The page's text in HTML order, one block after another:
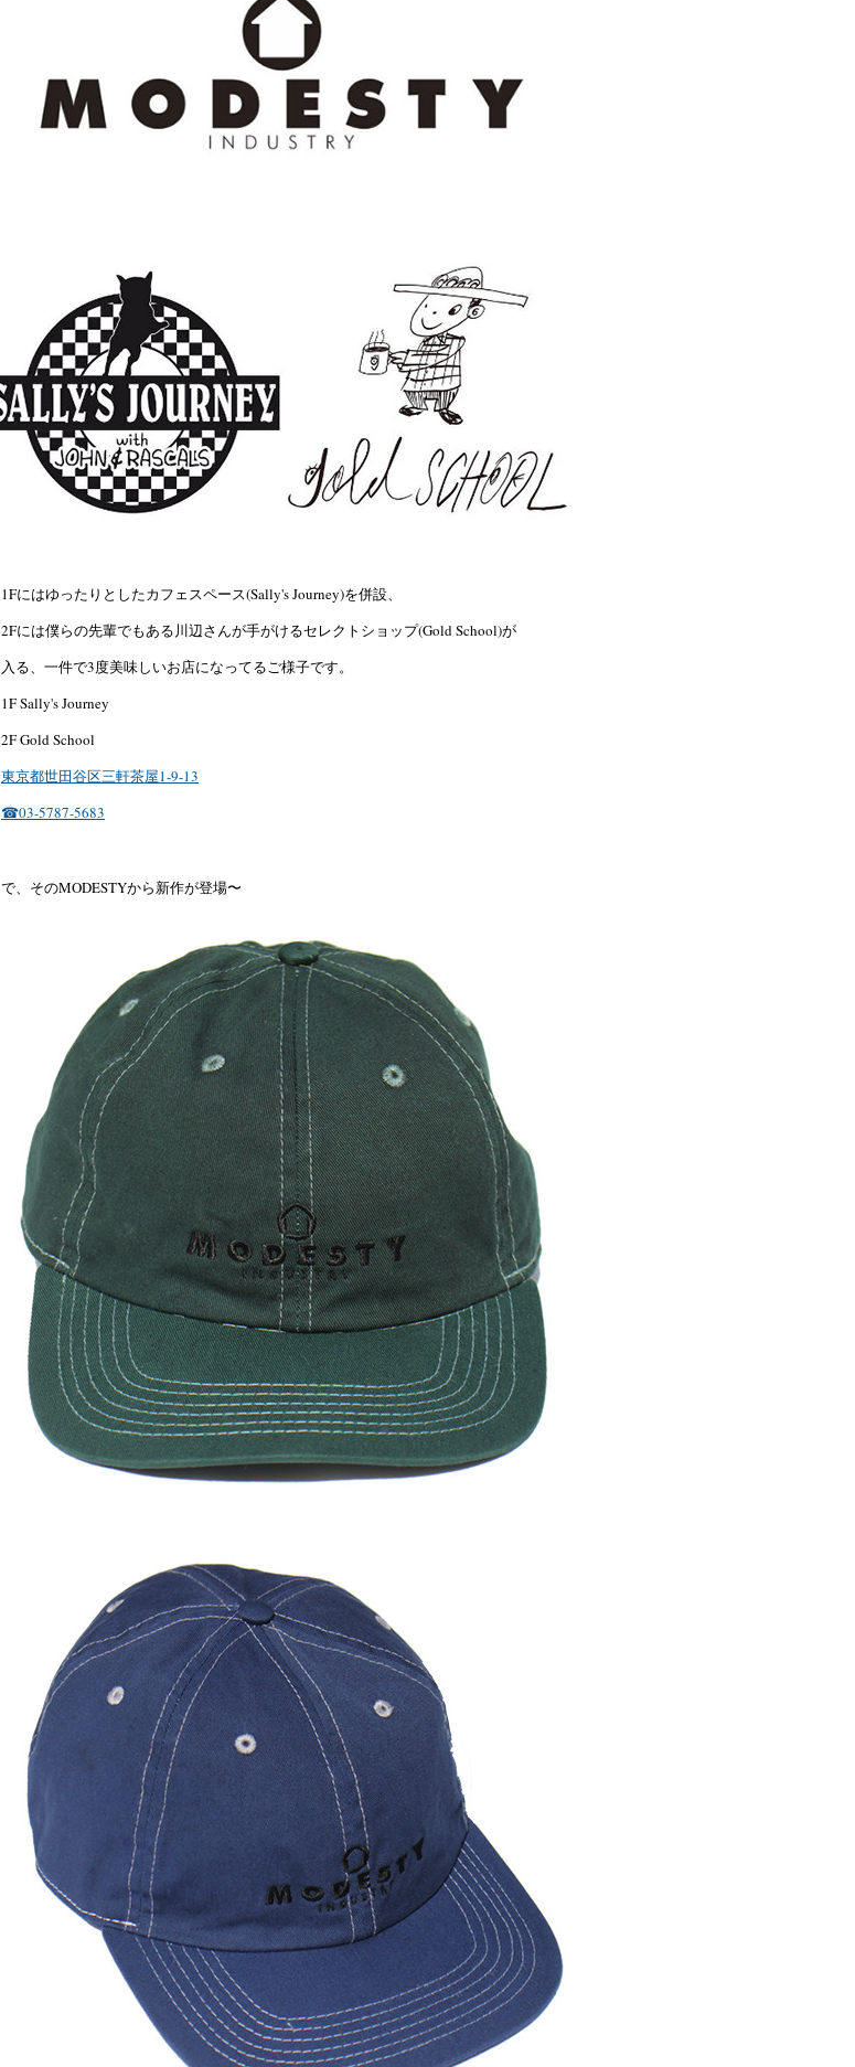
1Fにはゆったりとしたカフェスペース(Sally's Journey)を併設、
2Fには僕らの先輩でもある川辺さんが手がけるセレクトショップ(Gold School)が
入る、一件で3度美味しいお店になってるご様子です。
1F Sally's Journey
2F Gold School
東京都世田谷区三軒茶屋1-9-13
☎03-5787-5683
で、そのMODESTYから新作が登場〜